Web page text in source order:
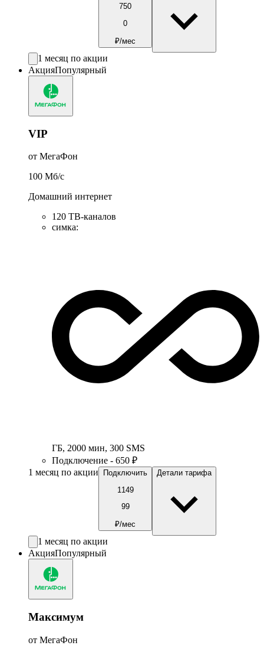
750
0
₽/мес
1 месяц по акции
АкцияПопулярный
VIP
от МегаФон
100 Мб/c
Домашний интернет
120 ТВ-каналов
симка:
ГБ, 2000 мин, 300 SMS
Подключение - 650 ₽
1 месяц по акции
Подключить
1149
99
₽/мес
Детали тарифа
1 месяц по акции
АкцияПопулярный
Максимум
от МегаФон